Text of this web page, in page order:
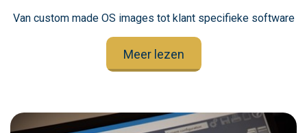
Van custom made OS images tot klant specifieke software
Meer lezen